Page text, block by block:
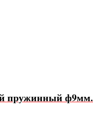
пружинный ф9мм.